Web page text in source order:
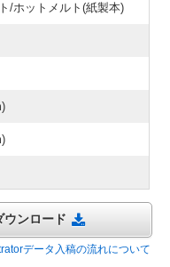
/ホットメルト(紙製本)
ンロード
データ入稿の流れについて